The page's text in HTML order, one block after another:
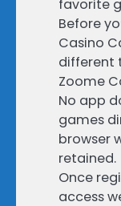
favorite
Before
Casino
different
Zoome
No app
games
browser
retained.
Once
access